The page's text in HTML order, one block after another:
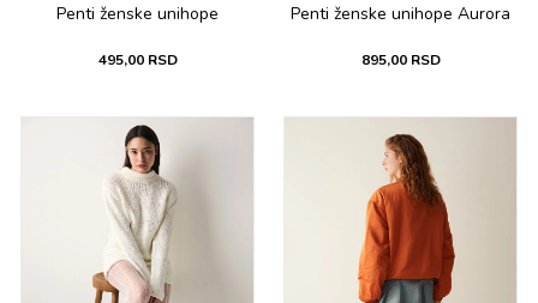
Penti ženske unihope
495,00 RSD
Penti ženske unihope Aurora
895,00 RSD